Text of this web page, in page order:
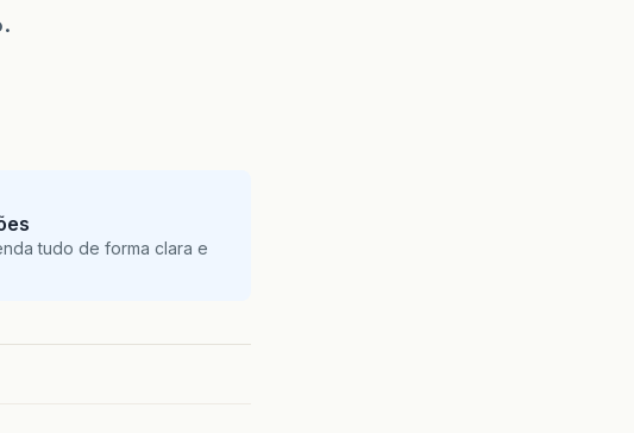
tudo de forma clara e